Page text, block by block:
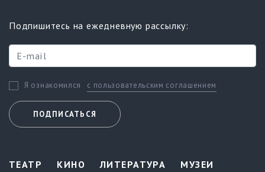
Подпишитесь на ежедневную рассылку:
Я ознакомился с пользовательским соглашением
ПОДПИСАТЬСЯ
ТЕАТР КИНО ЛИТЕРАТУРА
МУЗЕИ